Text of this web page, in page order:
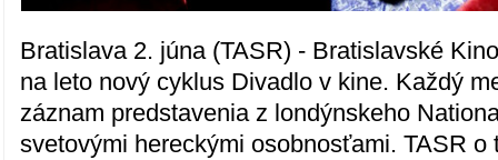
Bratislava 2. júna (TASR) - Bratislavské
na leto nový cyklus Divadlo v kine. Každý
záznam predstavenia z londýnskeho
svetovými hereckými osobnosťami. TASR o